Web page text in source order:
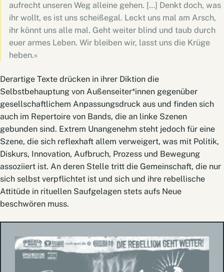
aufrecht unseren Weg alleine gehen. […] Denkt doch, was
ihr wollt, es ist uns scheißegal. Leckt uns mal am Arsch,
ihr könnt uns alle mal. Geht weiter blind und taub durch
euer armes Leben. Wir bleiben wir, lasst uns die Krüge
heben.«
Derartige Texte drücken in ihrer Diktion die
Selbstbehauptung von Außenseiter*innen gegenüber
gesellschaftlichem Anpassungsdruck aus und finden sich
auch im Repertoire von Bands, die an linke Szenen
gebunden sind. Extrem Unangenehm steht jedoch für eine
Szene, die sich reflexhaft allem verweigert, was mit Politik,
Diskurs, Innovation, Aufbruch, Prozess und Bewegung
assoziiert ist. An deren Stelle tritt die Gemeinschaft, die nur
sich selbst verpflichtet ist und sich und ihre rebellische
Attitüde in rituellen Saufgelagen stets aufs Neue
beschwören muss.